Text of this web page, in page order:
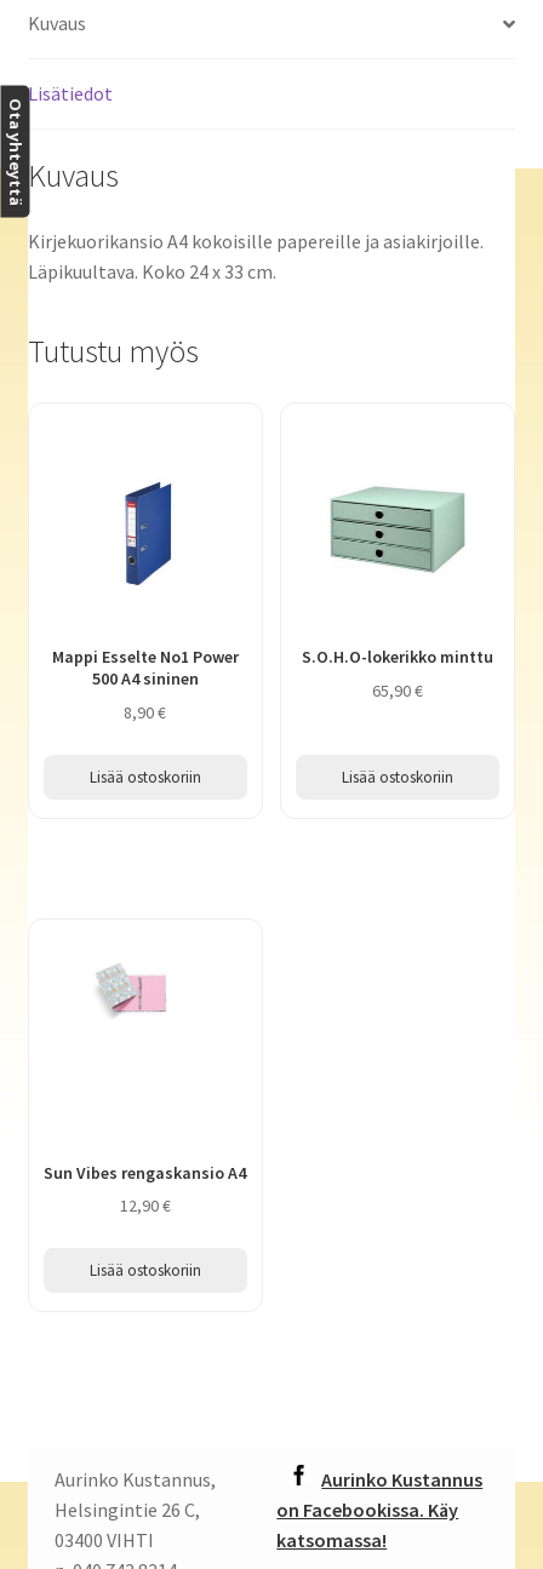
Kuvaus
Lisätiedot
Kuvaus
Kirjekuorikansio A4 kokoisille papereille ja asiakirjoille.
Läpikuultava. Koko 24 x 33 cm.
Tutustu myös
Mappi Esselte No1 Power
500 A4 sininen
8,90€
Lisää ostoskoriin
S.O.H.O-lokerikko minttu
65,90€
Lisää ostoskoriin
Sun Vibes rengaskansio A4
12,90€
Lisää ostoskoriin
Aurinko Kustannus,
Helsingintie 26 C,
03400 VIHTI
Aurinko Kustannus
on Facebookissa. Käy
katsomassa!
Ota yhteyttä